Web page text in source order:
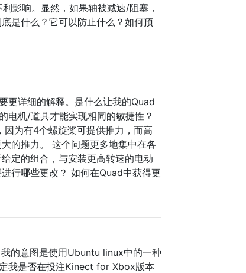
影响。显然，如果轴被减速/阻塞，
是什么？它可以防止什么？如何预
更详细的解释。是什么让我的Quad
电机/道具才能实现相同的敏捷性？
为有4个螺旋桨可提供推力，而高
的推力。 这个问题更多地集中在各
定的组合，与安装更高转速的电动
行哪些更改？ 如何在Quad中获得更
的意图是使用Ubuntu linux中的一种
我是否在投注Kinect for Xbox版本